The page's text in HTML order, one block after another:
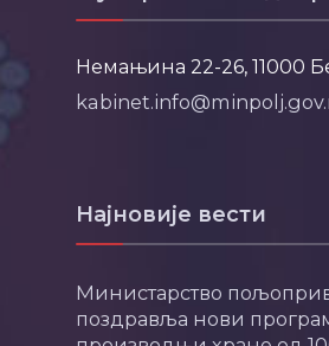
Немањина 22-26, 11000
Најновије вести
Министарство
поздравља нови